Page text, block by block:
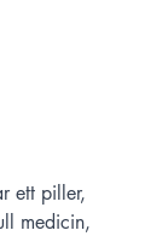
ett piller,
medicin,